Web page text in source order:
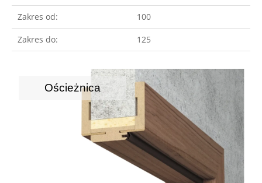
Zakres od: 100
Zakres do: 125
Ościeżnica